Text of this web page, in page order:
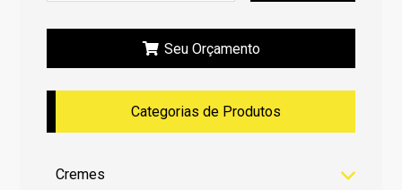
Seu Orçamento
Categorias de Produtos
Cremes